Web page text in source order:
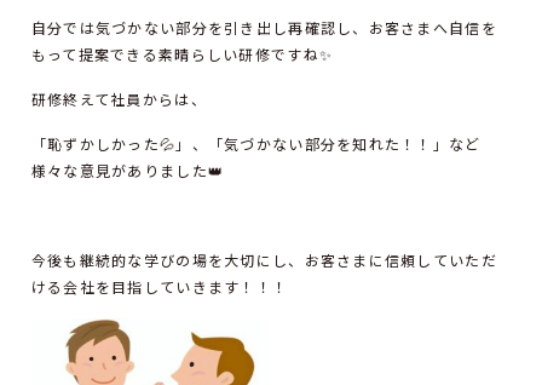
自分では気づかない部分を引き出し再確認し、お客さまへ自信を
もって提案できる素晴らしい研修ですね✨
研修終えて社員からは、
「恥ずかしかった💦」、「気づかない部分を知れた！！」など
様々な意見がありました👑
今後も継続的な学びの場を大切にし、お客さまに信頼していただ
ける会社を目指していきます！！！